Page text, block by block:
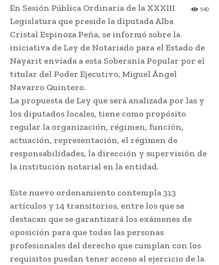
940
En Sesión Pública Ordinaria de la XXXIII
Legislatura que preside la diputada Alba
Cristal Espinoza Peña, se informó sobre la
iniciativa de Ley de Notariado para el Estado de
Nayarit enviada a esta Soberanía Popular por el
titular del Poder Ejecutivo, Miguel Ángel
Navarro Quintero.
La propuesta de Ley que será analizada por las y
los diputados locales, tiene como propósito
regular la organización, régimen, función,
actuación, representación, el régimen de
responsabilidades, la dirección y supervisión de
la institución notarial en la entidad.
Este nuevo ordenamiento contempla 313
artículos y 14 transitorios, entre los que se
destacan que se garantizará los exámenes de
oposición para que todas las personas
profesionales del derecho que cumplan con los
requisitos puedan tener acceso al ejercicio de la